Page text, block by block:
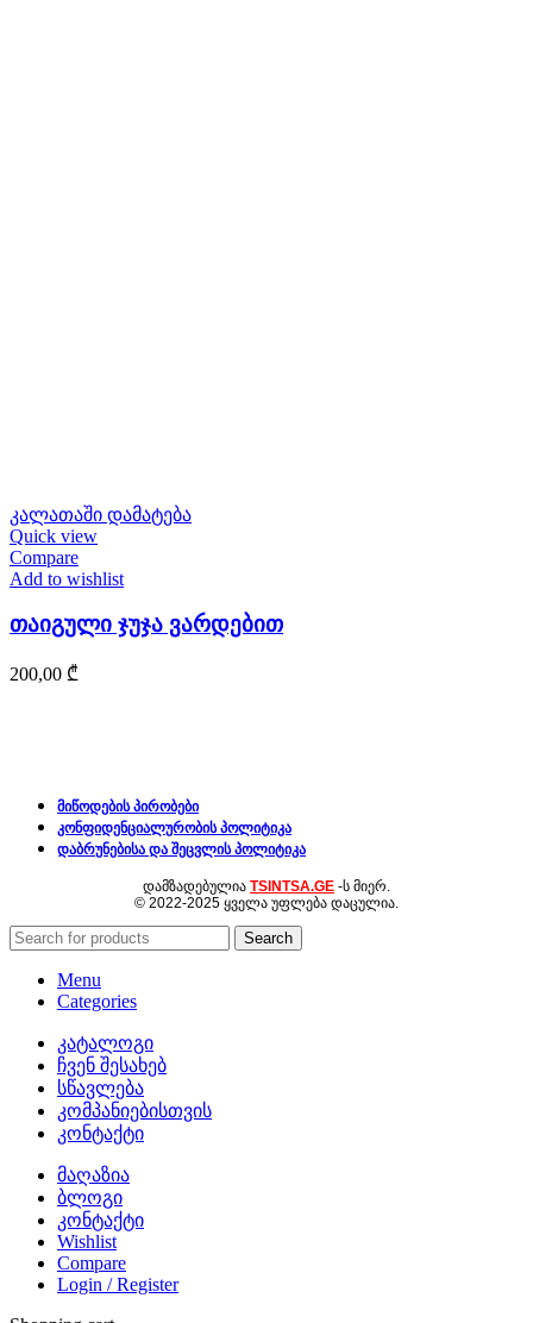
კალათაში დამატება
Quick view
Compare
Add to wishlist
თაიგული ჯუჯა ვარდებით
200,00 ₾
მიწოდების პირობები
კონფიდენციალურობის პოლიტიკა
დაბრუნებისა და შეცვლის პოლიტიკა
ᲓᲐᲛᲖᲐᲓᲔᲑᲣᲚᲘᲐ TSINTSA.GE -Ს ᲛᲘᲔᲠ.
© 2022-2025 ᲧᲕᲔᲚᲐ ᲣᲤᲚᲔᲑᲐ ᲓᲐᲪᲣᲚᲘᲐ.
Search
Menu
Categories
კატალოგი
ჩვენ შესახებ
სწავლება
კომპანიებისთვის
კონტაქტი
მაღაზია
ბლოგი
კონტაქტი
Wishlist
Compare
Login / Register